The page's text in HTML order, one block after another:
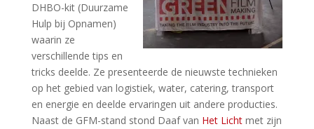
DHBO-kit (Duurzame
Hulp bij Opnamen)
waarin ze
verschillende tips en
tricks deelde. Ze presenteerde de nieuwste technieken
op het gebied van logistiek, water, catering, transport
en energie en deelde ervaringen uit andere producties.
Naast de GFM-stand stond Daaf van Het Lichtmet zijn